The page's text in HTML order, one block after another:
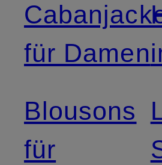
für Damen
Blousons
für